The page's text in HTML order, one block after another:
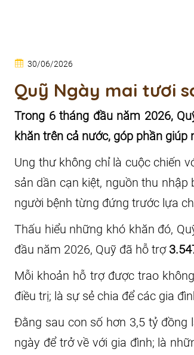
30/06/2026
Quỹ Ngày mai tươi
Trong 6 tháng đầu năm 2026,
khăn trên cả nước, góp phần
Ung thư không chỉ là cuộc chiến
sản dần cạn kiệt, nguồn thu
người bệnh từng đứng trước lựa
Thấu hiểu những khó khăn đó,
đầu năm 2026, Quỹ đã hỗ trợ
Mỗi khoản hỗ trợ được trao
điều trị; là sự sẻ chia để các gia
Đằng sau con số hơn 3,5 tỷ
ngày để trở về với gia đình; là